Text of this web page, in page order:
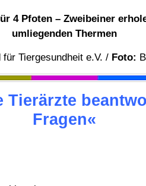
4 Pfoten – Zweibeiner
umliegenden Thermen
Tiergesundheit e.V. / Foto:
Tierärzte
Fragen«